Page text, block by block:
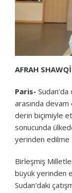
AFRAH SHAWQİ
Paris-
arasında devam
derin biçimiyle
sonucunda
yerinden edilme
Birleşmiş
büyük yerinden
Sudan'daki